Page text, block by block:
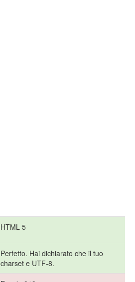
HTML 5
Perfetto. Hai dichiarato che il tuo
charset e UTF-8.